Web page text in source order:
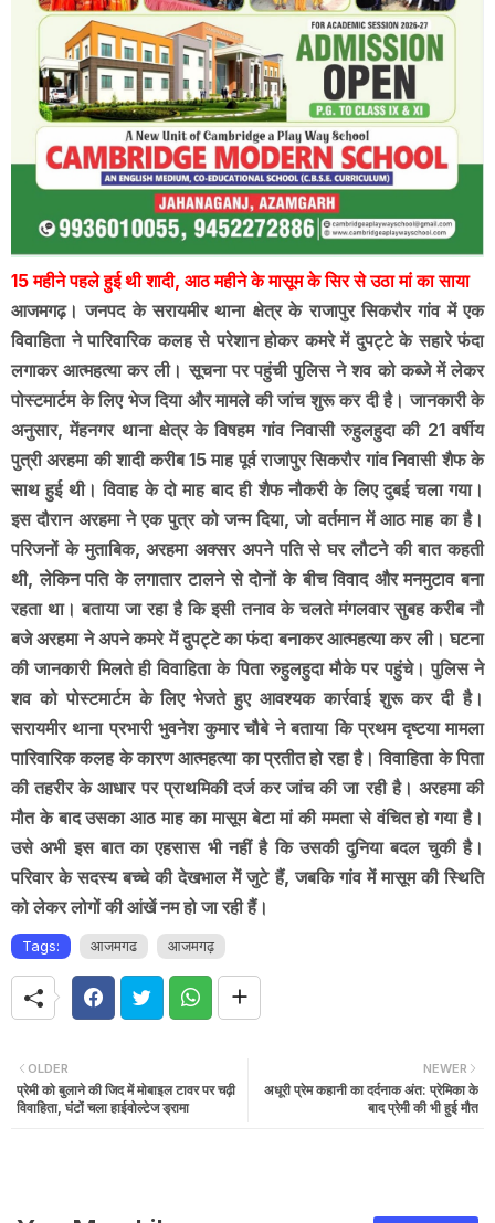
15 महीने पहले हुई थी शादी, आठ महीने के मासूम के सिर से उठा मां का साया
आजमगढ़। जनपद के सरायमीर थाना क्षेत्र के राजापुर सिकरौर गांव में एक
विवाहिता ने पारिवारिक कलह से परेशान होकर कमरे में दुपट्टे के सहारे फंदा
लगाकर आत्महत्या कर ली। सूचना पर पहुंची पुलिस ने शव को कब्जे में लेकर
पोस्टमार्टम के लिए भेज दिया और मामले की जांच शुरू कर दी है। जानकारी के
अनुसार, मेंहनगर थाना क्षेत्र के विषहम गांव निवासी रुहुलहुदा की 21 वर्षीय
पुत्री अरहमा की शादी करीब 15 माह पूर्व राजापुर सिकरौर गांव निवासी शैफ के
साथ हुई थी। विवाह के दो माह बाद ही शैफ नौकरी के लिए दुबई चला गया।
इस दौरान अरहमा ने एक पुत्र को जन्म दिया, जो वर्तमान में आठ माह का है।
परिजनों के मुताबिक, अरहमा अक्सर अपने पति से घर लौटने की बात कहती
थी, लेकिन पति के लगातार टालने से दोनों के बीच विवाद और मनमुटाव बना
रहता था। बताया जा रहा है कि इसी तनाव के चलते मंगलवार सुबह करीब नौ
बजे अरहमा ने अपने कमरे में दुपट्टे का फंदा बनाकर आत्महत्या कर ली। घटना
की जानकारी मिलते ही विवाहिता के पिता रुहुलहुदा मौके पर पहुंचे। पुलिस ने
शव को पोस्टमार्टम के लिए भेजते हुए आवश्यक कार्रवाई शुरू कर दी है।
सरायमीर थाना प्रभारी भुवनेश कुमार चौबे ने बताया कि प्रथम दृष्टया मामला
पारिवारिक कलह के कारण आत्महत्या का प्रतीत हो रहा है। विवाहिता के पिता
की तहरीर के आधार पर प्राथमिकी दर्ज कर जांच की जा रही है। अरहमा की
मौत के बाद उसका आठ माह का मासूम बेटा मां की ममता से वंचित हो गया है।
उसे अभी इस बात का एहसास भी नहीं है कि उसकी दुनिया बदल चुकी है।
परिवार के सदस्य बच्चे की देखभाल में जुटे हैं, जबकि गांव में मासूम की स्थिति
को लेकर लोगों की आंखें नम हो जा रही हैं।
Tags: आजमगढ आजमगढ़
NEWER
अधूरी प्रेम कहानी का दर्दनाक अंत: प्रेमिका के
बाद प्रेमी की भी हुई मौत
OLDER
प्रेमी को बुलाने की जिद में मोबाइल टावर पर चढ़ी
विवाहिता, घंटों चला हाईवोल्टेज ड्रामा